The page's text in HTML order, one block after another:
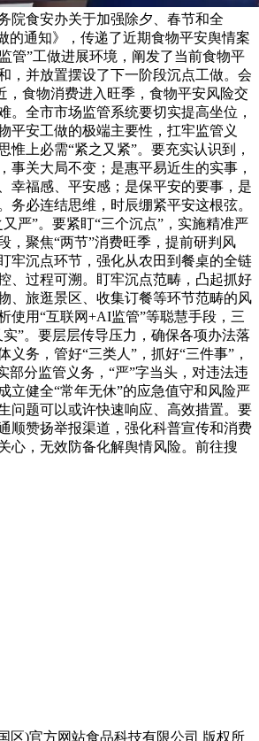
院食安办关于加强除夕、春节和全
的通知》，传递了近期食物平安舆情案
管”工做进展环境，阐发了当前食物平
，并放置摆设了下一阶段沉点工做。会
，食物消费进入旺季，食物平安风险交
。全市市场监管系统要切实提高坐位，
平安工做的极端主要性，扛牢监管义
惟上必需“紧之又紧”。要充实认识到，
事关大局不变；是惠平易近生的实事，
幸福感、平安感；是保平安的要事，是
务必连结思维，时辰绷紧平安这根弦。
严”。要紧盯“三个沉点”，实施精准严
，聚焦“两节”消费旺季，提前研判风
牢沉点环节，强化从农田到餐桌的全链
、过程可溯。盯牢沉点范畴，凸起抓好
、旅逛景区、收集订餐等环节范畴的风
使用“互联网+AI监管”等聪慧手段，三
”。要层层传导压力，确保各项办法落
义务，管好“三类人”，抓好“三件事”，
部分监管义务，“严”字当头，对违法违
立健全“常年无休”的应急值守和风险严
问题可以或许快速响应、高效措置。要
顺赞扬举报渠道，强化科普宣传和消费
心，无效防备化解舆情风险。前往搜
区)官方网站食品科技有限公司 版权所